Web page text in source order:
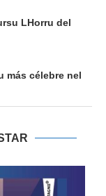
LHorru del
más célebre nel